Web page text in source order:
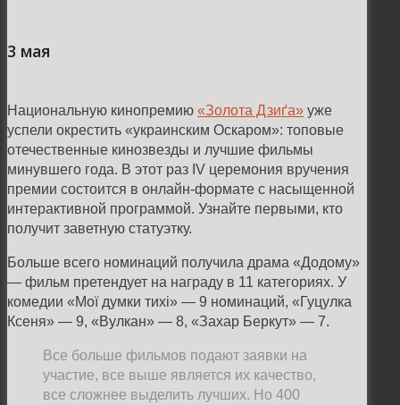
3 мая
Национальную кинопремию «Золота Дзиґа» уже
успели окрестить «украинским Оскаром»: топовые
отечественные кинозвезды и лучшие фильмы
минувшего года. В этот раз IV церемония вручения
премии состоится в онлайн-формате с насыщенной
интерактивной программой. Узнайте первыми, кто
получит заветную статуэтку.
Больше всего номинаций получила драма «Додому»
— фильм претендует на награду в 11 категориях. У
комедии «Мої думки тихі» — 9 номинаций, «Гуцулка
Ксеня» — 9, «Вулкан» — 8, «Захар Беркут» — 7.
Все больше фильмов подают заявки на
участие, все выше является их качество,
все сложнее выделить лучших. Но 400